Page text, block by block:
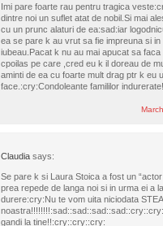
Imi pare foarte rau pentru tragica
dintre noi un suflet atat de nobil.Si mai
cu un prunc alaturi de ea:sad:iar
ea se pare k au vrut sa fie impreuna si
iubeau.Pacat k nu au mai apucat sa
cpoilas pe care ,cred eu k il doreau de
aminti de ea cu foarte mult drag ptr k eu
face.:cry:Condoleante famililor
Claudia says:
Se pare k si Laura Stoica a fost un
prea repede de langa noi si in urma ei a
durere:cry:Nu te vom uita niciodata
gandi la tine!!:cry::cry::cry: